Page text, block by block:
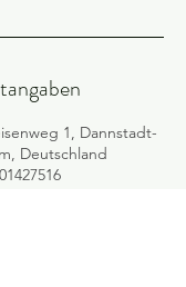
1, Dannstadt-
Deutschland